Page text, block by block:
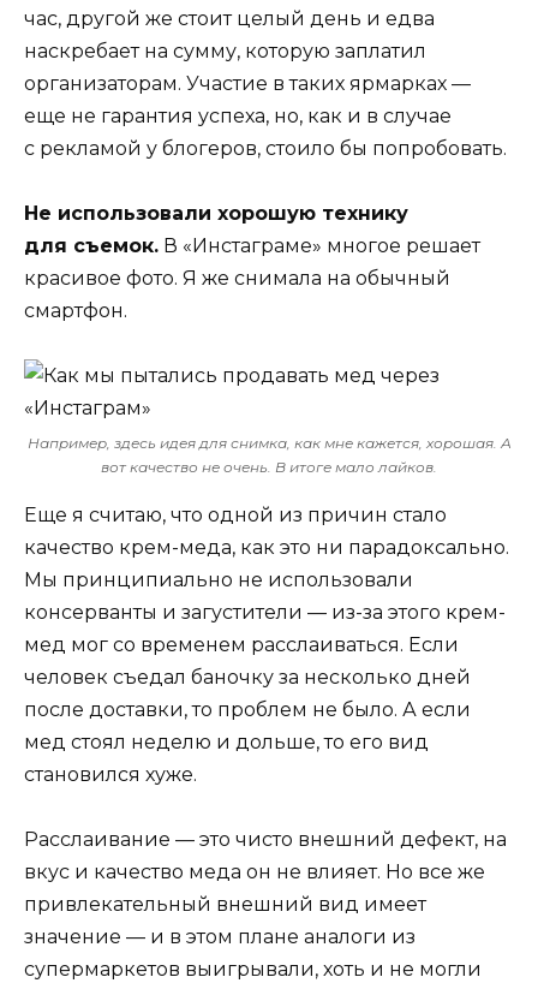
час, другой же стоит целый день и едва
наскребает на сумму, которую заплатил
организаторам. Участие в таких ярмарках —
еще не гарантия успеха, но, как и в случае
с рекламой у блогеров, стоило бы попробовать.
Не использовали хорошую технику
для съемок. В «Инстаграме» многое решает
красивое фото. Я же снимала на обычный
смартфон.
Например, здесь идея для снимка, как мне кажется, хорошая. А
вот качество не очень. В итоге мало лайков.
Еще я считаю, что одной из причин стало
качество крем-меда, как это ни парадоксально.
Мы принципиально не использовали
консерванты и загустители — из-за этого крем-
мед мог со временем расслаиваться. Если
человек съедал баночку за несколько дней
после доставки, то проблем не было. А если
мед стоял неделю и дольше, то его вид
становился хуже.
Расслаивание — это чисто внешний дефект, на
вкус и качество меда он не влияет. Но все же
привлекательный внешний вид имеет
значение — и в этом плане аналоги из
супермаркетов выигрывали, хоть и не могли